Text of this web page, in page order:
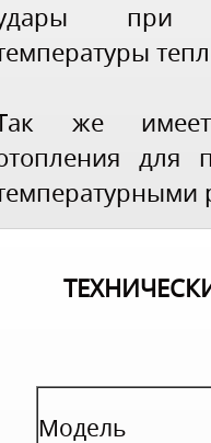
при
же имеет
для
Модель